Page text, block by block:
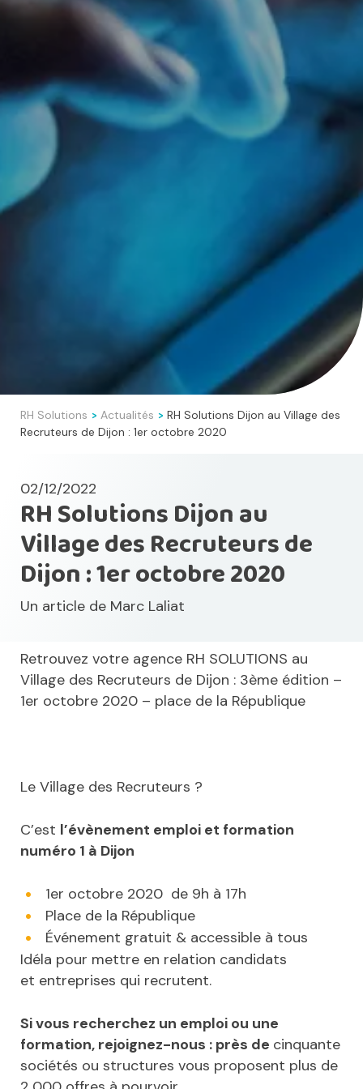
RH Solutions > Actualités > RH Solutions Dijon au Village des
Recruteurs de Dijon : 1er octobre 2020
02/12/2022
RH Solutions Dijon au
Village des Recruteurs de
Dijon : 1er octobre 2020
Un article de Marc Laliat
Retrouvez votre agence RH SOLUTIONS au
Village des Recruteurs de Dijon : 3ème édition –
1er octobre 2020 – place de la République
Le Village des Recruteurs ?
C’est l’évènement emploi et formation
numéro 1 à Dijon
1er octobre 2020 de 9h à 17h
Place de la République
Événement gratuit & accessible à tous
Idéla pour mettre en relation candidats
et entreprises qui recrutent.
Si vous recherchez un emploi ou une
formation, rejoignez-nous : près de cinquante
sociétés ou structures vous proposent plus de